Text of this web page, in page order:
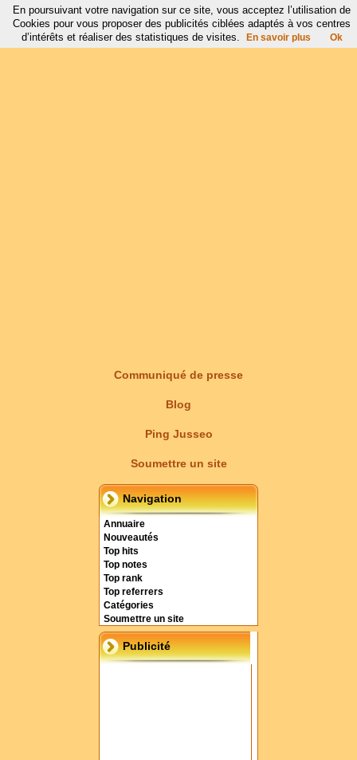
Communiqué de presse
Blog
Ping Jusseo
Soumettre un site
Navigation
Annuaire
Nouveautés
Top hits
Top notes
Top rank
Top referrers
Catégories
Soumettre un site
Publicité
En poursuivant votre navigation sur ce site, vous acceptez l’utilisation de
Cookies pour vous proposer des publicités ciblées adaptés à vos centres
d’intérêts et réaliser des statistiques de visites.
En savoir plus Ok